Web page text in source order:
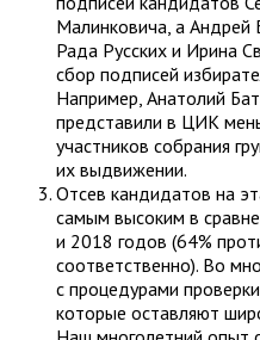
Малинковича, а Андрей
Рада Русских и Ирина
сбор подписей
Например, Анатолий
представили в ЦИК
участников собрания
их выдвижении.
Отсев кандидатов на
самым высоким в
и 2018 годов (64%
соответственно). Во
с процедурами
которые оставляют